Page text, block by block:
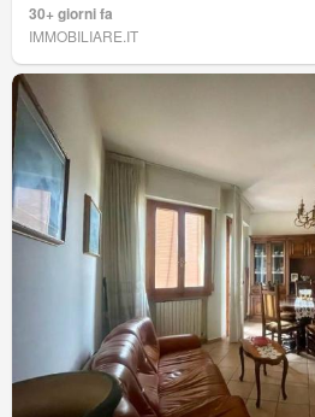
30+ giorni fa
IMMOBILIARE.IT